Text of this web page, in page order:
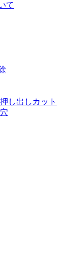
て
し出しカット